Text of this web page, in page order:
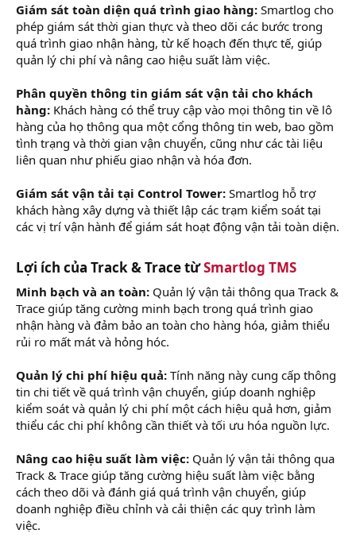
Giám sát toàn diện quá trình giao hàng: Smartlog cho
phép giám sát thời gian thực và theo dõi các bước trong
quá trình giao nhận hàng, từ kế hoạch đến thực tế, giúp
quản lý chi phí và nâng cao hiệu suất làm việc.
Phân quyền thông tin giám sát vận tải cho khách
hàng: Khách hàng có thể truy cập vào mọi thông tin về lô
hàng của họ thông qua một cổng thông tin web, bao gồm
tình trạng và thời gian vận chuyển, cũng như các tài liệu
liên quan như phiếu giao nhận và hóa đơn.
Giám sát vận tải tại Control Tower: Smartlog hỗ trợ
khách hàng xây dựng và thiết lập các trạm kiểm soát tại
các vị trí vận hành để giám sát hoạt động vận tải toàn diện.
Lợi ích của Track & Trace từSmartlog TMS
Minh bạch và an toàn: Quản lý vận tải thông qua Track &
Trace giúp tăng cường minh bạch trong quá trình giao
nhận hàng và đảm bảo an toàn cho hàng hóa, giảm thiểu
rủi ro mất mát và hỏng hóc.
Quản lý chi phí hiệu quả: Tính năng này cung cấp thông
tin chi tiết về quá trình vận chuyển, giúp doanh nghiệp
kiểm soát và quản lý chi phí một cách hiệu quả hơn, giảm
thiểu các chi phí không cần thiết và tối ưu hóa nguồn lực.
Nâng cao hiệu suất làm việc: Quản lý vận tải thông qua
Track & Trace giúp tăng cường hiệu suất làm việc bằng
cách theo dõi và đánh giá quá trình vận chuyển, giúp
doanh nghiệp điều chỉnh và cải thiện các quy trình làm
việc.